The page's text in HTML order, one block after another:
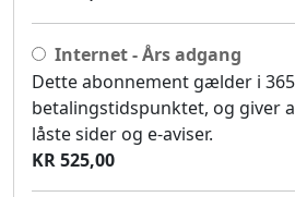
Internet - Års adgang
Dette abonnement gælder i
betalingstidspunktet, og giver
låste sider og e-aviser.
KR 525,00